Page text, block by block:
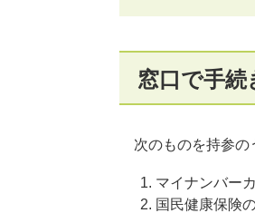
窓口で手
次のものを持参の
マイナンバー
国民健康保険